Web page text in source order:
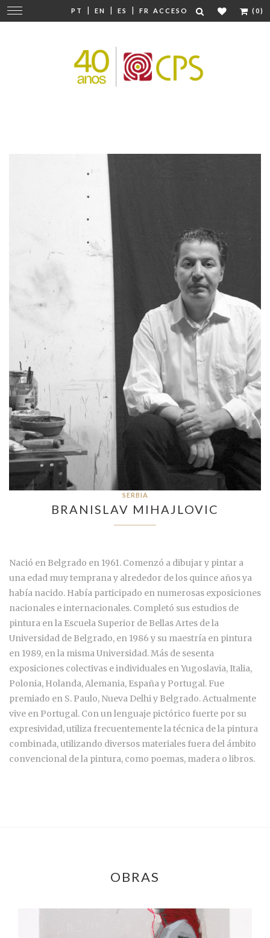
PT | EN | ES | FR ACCESO (0)
Cambiar
navegación
SERBIA
BRANISLAV MIHAJLOVIC
Nació en Belgrado en 1961. Comenzó a dibujar y pintar a
una edad muy temprana y alrededor de los quince años ya
había nacido. Había participado en numerosas exposiciones
nacionales e internacionales. Completó sus estudios de
pintura en la Escuela Superior de Bellas Artes de la
Universidad de Belgrado, en 1986 y su maestría en pintura
en 1989, en la misma Universidad. Más de sesenta
exposiciones colectivas e individuales en Yugoslavia, Italia,
Polonia, Holanda, Alemania, España y Portugal. Fue
premiado en S. Paulo, Nueva Delhi y Belgrado. Actualmente
vive en Portugal. Con un lenguaje pictórico fuerte por su
expresividad, utiliza frecuentemente la técnica de la pintura
combinada, utilizando diversos materiales fuera del ámbito
convencional de la pintura, como poemas, madera o libros.
OBRAS